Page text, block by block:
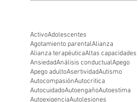
ActivoAdolescentes
Agotamiento parentalAlianza
Alianza terapéuticaAltas capacidades
AnsiedadAnálisis conductualApego
Apego adultoAsertividadAutismo
AutocompasiónAutocritica
AutocuidadoAutoengañoAutoestima
AutoexigenciaAutolesiones